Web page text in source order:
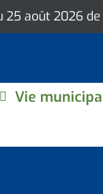
25 août 2026
Vie